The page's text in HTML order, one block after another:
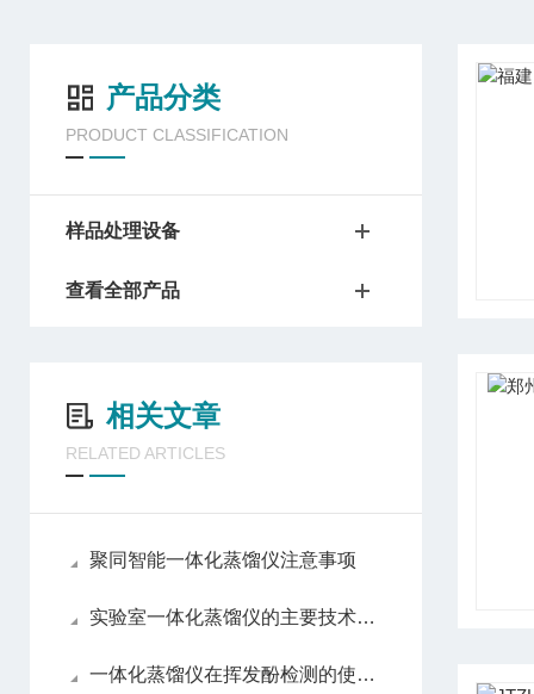
产品分类
PRODUCT CLASSIFICATION
样品处理设备
查看全部产品
相关文章
RELATED ARTICLES
聚同智能一体化蒸馏仪注意事项
实验室一体化蒸馏仪的主要技术指标介绍
一体化蒸馏仪在挥发酚检测的使用方法